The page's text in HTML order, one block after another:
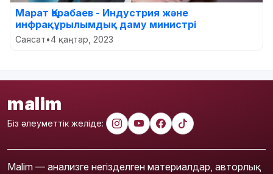
Марат Қарабаев - Индустрия және
инфрақұрылымдық даму министрі
Саясат•4 қаңтар, 2023
malim
Біз әлеуметтік желіде:
Malim — анализге негізделген материалдар, авторлық